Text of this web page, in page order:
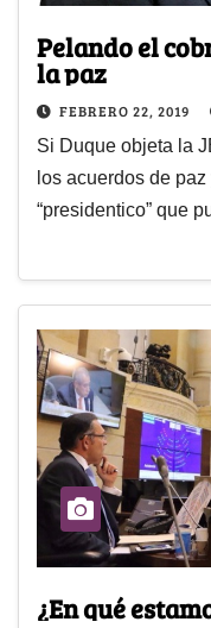
Pelando el
la paz
FEBRERO 22, 2019
Si Duque objeta la
los acuerdos de
“presidentico” que
¿En qué